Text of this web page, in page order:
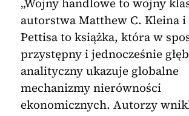
„Wojny handlowe to wojny
autorstwa Matthew C. Kleina
Pettisa to książka, która w
przystępny i jednocześnie
analityczny ukazuje globalne
mechanizmy nierówności
ekonomicznych. Autorzy